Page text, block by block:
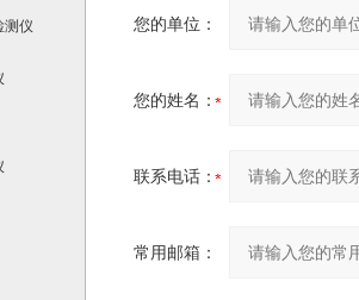
测仪
您的单位：
您的姓名：
联系电话：
常用邮箱：